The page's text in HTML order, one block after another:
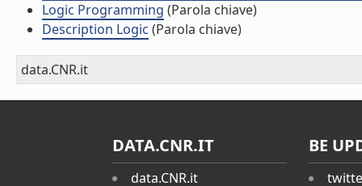
Logic Programming (Parola chiave)
Description Logic (Parola chiave)
data.CNR.it
DATA.CNR.IT
data.CNR.it
BE